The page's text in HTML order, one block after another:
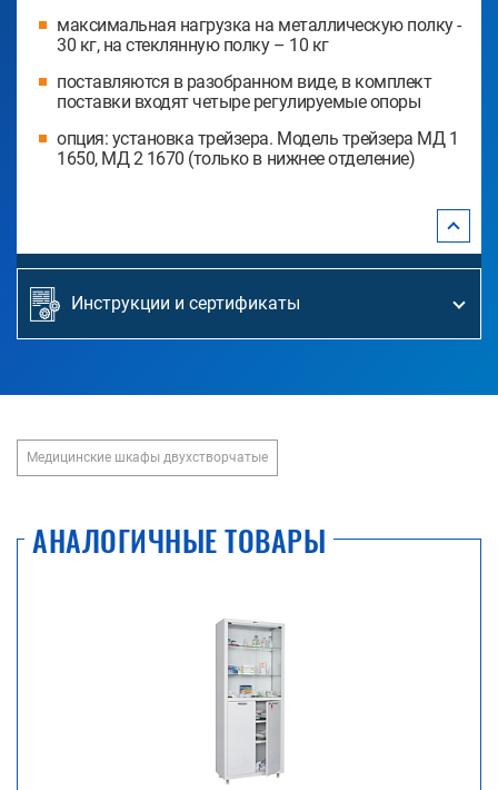
максимальная нагрузка на металлическую полку -
30 кг, на стеклянную полку – 10 кг
поставляются в разобранном виде, в комплект
поставки входят четыре регулируемые опоры
опция: установка трейзера. Модель трейзера МД 1
1650, МД 2 1670 (только в нижнее отделение)
Инструкции и сертификаты
Медицинские шкафы двухстворчатые
АНАЛОГИЧНЫЕ ТОВАРЫ